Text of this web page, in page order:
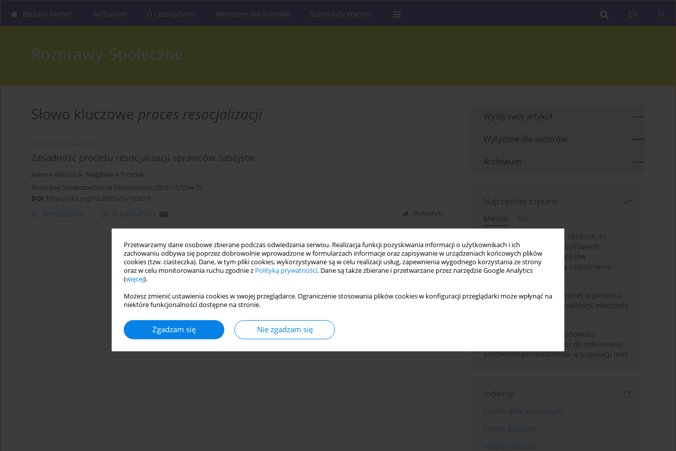
Przetwarzamy dane osobowe zbierane podczas odwiedzania serwisu. Realizacja funkcji pozyskiwania informacji o użytkownikach i ich
zachowaniu odbywa się poprzez dobrowolnie wprowadzone w formularzach informacje oraz zapisywanie w urządzeniach końcowych plików
cookies (tzw. ciasteczka). Dane, w tym pliki cookies, wykorzystywane są w celu realizacji usług, zapewnienia wygodnego korzystania ze strony
oraz w celu monitorowania ruchu zgodnie z Polityką prywatności. Dane są także zbierane i przetwarzane przez narzędzie Google Analytics
(więcej).
Możesz zmienić ustawienia cookies w swojej przeglądarce. Ograniczenie stosowania plików cookies w konfiguracji przeglądarki może wpłynąć na
niektóre funkcjonalności dostępne na stronie.
Zgadzam się Nie zgadzam się
PL
EN
Bieżący numer Archiwum O czasopiśmie Wytyczne dla autorów Standardy etyczne
Słowo kluczowe proces resocjalizacji
Zasadność procesu resocjalizacji sprawców zabójstw
Joanna Waszczuk, Magdalena Trzeciak
Rozprawy Społeczne/Social Dissertations 2023;17(1):54-75
DOI: https://doi.org/10.29316/rs/163210
Streszczenie Artykuł (PDF) Statystyki
Wyślij swój artykuł
Wytyczne dla autorów
Archiwum
Najczęściej czytane
Miesiąc
Rok
Loot boxy – mechanizmy zbliżone do
hazardu ukryte w grach cyfrowych.
Narracyjny przegląd procesów
psychologicznych, ryzyka uzależnienia i
regulacji prawnych
Znaczenie wsparcia wybranej organizacji
pozarządowej dla samorealizacji młodzieży
Badanie osobowości i środowiska
rodzinnego w odniesieniu do dobrostanu
psychicznego nastolatków w populacji Indii
Indeksy
Indeks słów kluczowych
Indeks dziedzin
Indeks autorów